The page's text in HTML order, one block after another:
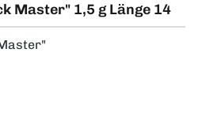
Master" 1,5 g Länge 14